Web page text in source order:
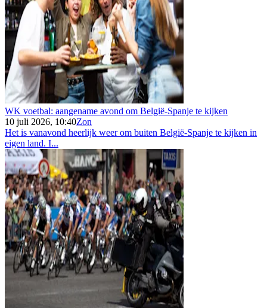
WK voetbal: aangename avond om België-Spanje te kijken
10 juli 2026, 10:40Zon
Het is vanavond heerlijk weer om buiten België-Spanje te kijken in
eigen land. I...